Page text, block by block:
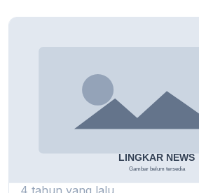
4 tahun yang lalu